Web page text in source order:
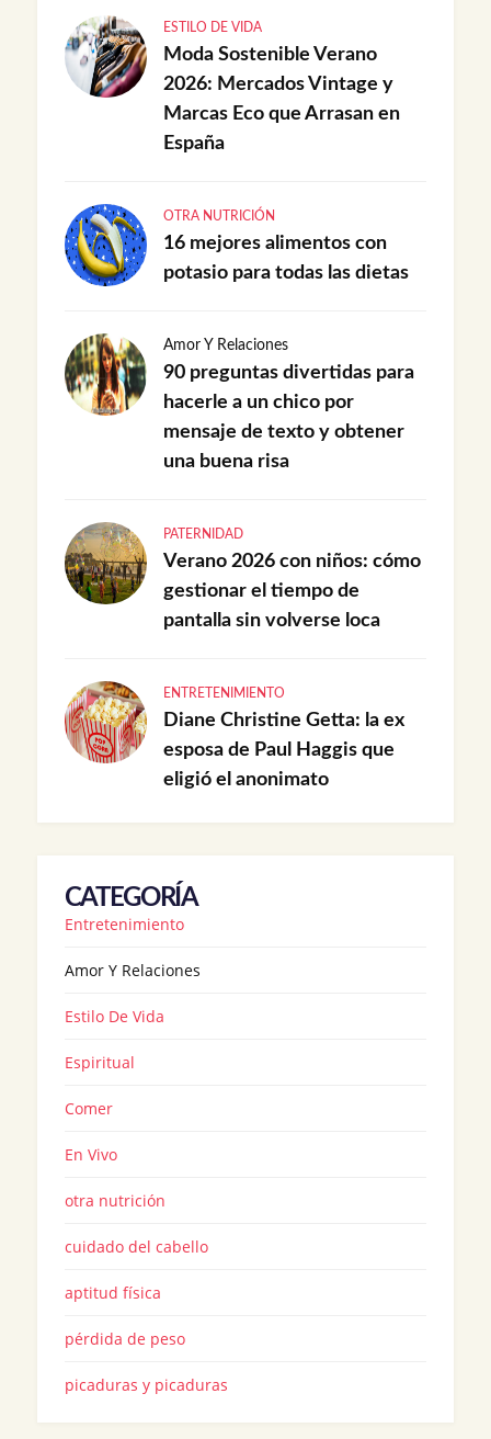
ESTILO DE VIDA
Moda Sostenible Verano
2026: Mercados Vintage y
Marcas Eco que Arrasan en
España
OTRA NUTRICIÓN
16 mejores alimentos con
potasio para todas las dietas
Amor Y Relaciones
90 preguntas divertidas para
hacerle a un chico por
mensaje de texto y obtener
una buena risa
PATERNIDAD
Verano 2026 con niños: cómo
gestionar el tiempo de
pantalla sin volverse loca
ENTRETENIMIENTO
Diane Christine Getta: la ex
esposa de Paul Haggis que
eligió el anonimato
CATEGORÍA
Entretenimiento
Amor Y Relaciones
Estilo De Vida
Espiritual
Comer
En Vivo
otra nutrición
cuidado del cabello
aptitud física
pérdida de peso
picaduras y picaduras